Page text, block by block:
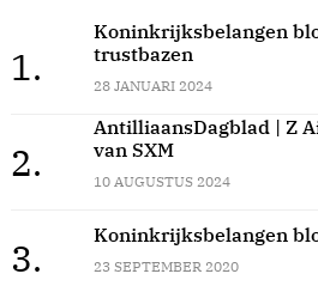
1.
Koninkrijksbelangen
trustbazen
28 JANUARI 2024
2.
AntilliaansDagblad | Z
van SXM
10 AUGUSTUS 2024
3.
Koninkrijksbelangen
23 SEPTEMBER 2020